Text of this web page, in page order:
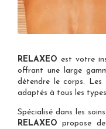
RELAXEO est votre
offrant une large
détendre le corps. Les
adaptés à tous les
Spécialisé dans les
RELAXEO propose